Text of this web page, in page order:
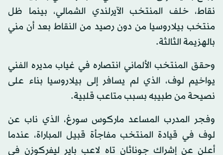
نقاط، خلف المنتخب الآيرلندي الشمالي، بينما ظل
منتخب بيلاروسيا من دون رصيد من النقاط بعد أن مني
بالهزيمة الثالثة.
وحقق المنتخب الألماني انتصاره في غياب مديره الفني
يواخيم لوف، الذي لم يسافر إلى بيلاروسيا بناء على
نصيحة من طبيبه بسبب متاعب قلبية.
وفجر المدرب المساعد ماركوس سورغ، الذي ناب عن
لوف في قيادة المنتخب مفاجأة قبيل المباراة، عندما
أعلن عن إشراك جوناثان تاه لاعب باير ليفركوزن في